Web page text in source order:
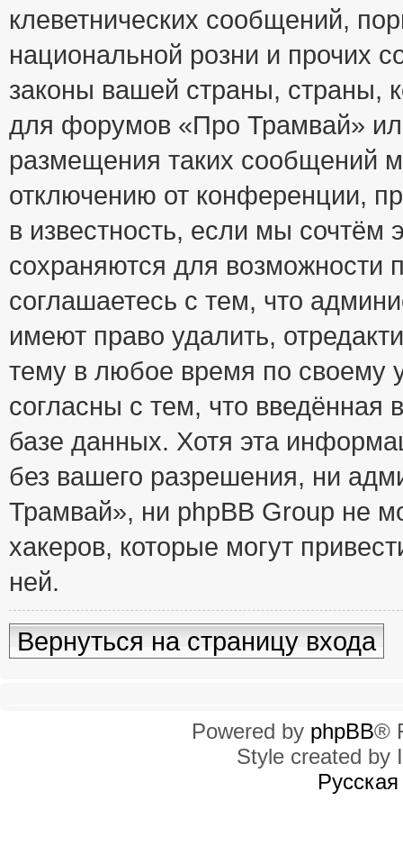
клеветнических сообщений,
национальной розни и прочих
законы вашей страны, страны,
для форумов «Про Трамвай»
размещения таких сообщений
отключению от конференции,
в известность, если мы
сохраняются для возможности
соглашаетесь с тем, что
имеют право удалить,
тему в любое время по своему
согласны с тем, что
базе данных. Хотя эта
без вашего разрешения, ни
Трамвай», ни phpBB Group не
хакеров, которые могут
ней.
Вернуться на страницу входа
Powered by phpBB®
Style created by